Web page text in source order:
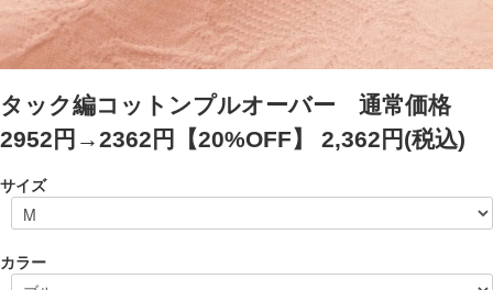
タック編コットンプルオーバー 通常価格
2952円→2362円【20%OFF】
2,362円(税込)
サイズ
カラー